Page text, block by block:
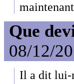
maintenant
Que
08/12/
Il a dit lui-